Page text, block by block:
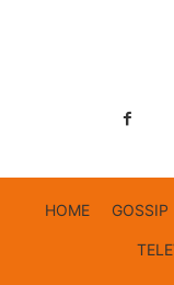
HOME GOSSIP